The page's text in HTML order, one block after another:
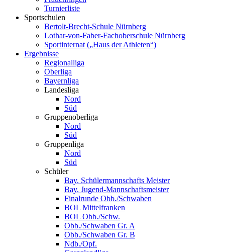
Turnierliste
Sportschulen
Bertolt-Brecht-Schule Nürnberg
Lothar-von-Faber-Fachoberschule Nürnberg
Sportinternat („Haus der Athleten“)
Ergebnisse
Regionalliga
Oberliga
Bayernliga
Landesliga
Nord
Süd
Gruppenoberliga
Nord
Süd
Gruppenliga
Nord
Süd
Schüler
Bay. Schülermannschafts Meister
Bay. Jugend-Mannschaftsmeister
Finalrunde Obb./Schwaben
BOL Mittelfranken
BOL Obb./Schw.
Obb./Schwaben Gr. A
Obb./Schwaben Gr. B
Ndb./Opf.